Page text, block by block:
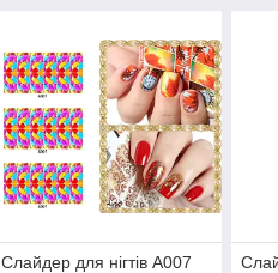
Слайдер для нігтів A007